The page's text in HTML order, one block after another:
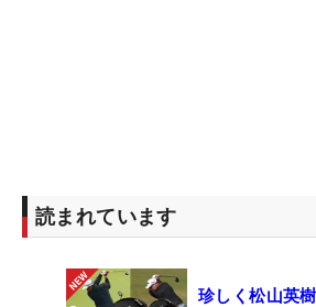
読まれています
珍しく松山英